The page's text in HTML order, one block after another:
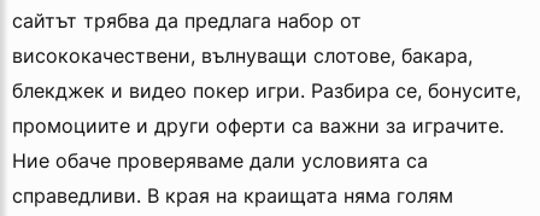
сайтът трябва да предлага набор от
висококачествени, вълнуващи слотове, бакара,
блекджек и видео покер игри. Разбира се, бонусите,
промоциите и други оферти са важни за играчите.
Ние обаче проверяваме дали условията са
справедливи. В края на краищата няма голям